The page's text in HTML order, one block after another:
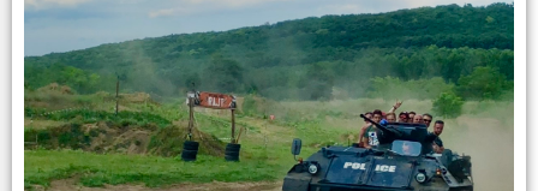
+
€ 39 / personne
Le Nain Porte Quoi
+
€ 69 / personne
Paintball